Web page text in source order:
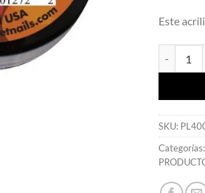
Este
SKU:
Categorías: